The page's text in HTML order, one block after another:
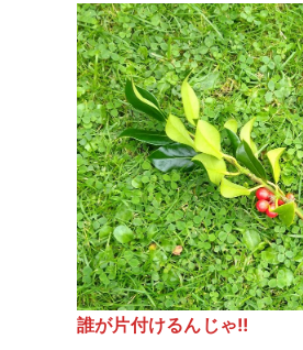
誰が片付けるんじゃ!!